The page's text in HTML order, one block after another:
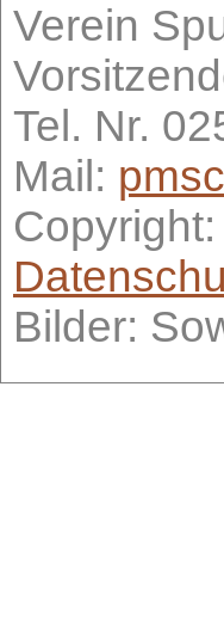
Verein
Tel. Nr.
Mail:
Bilder: